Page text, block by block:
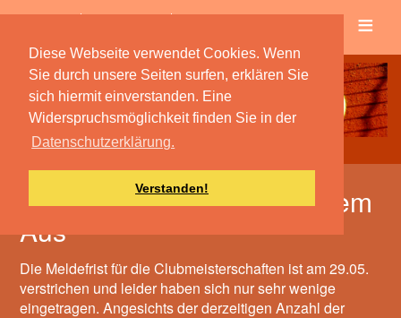
Diese Webseite verwendet Cookies. Wenn
Sie durch unsere Seiten surfen, erklären Sie
sich hiermit einverstanden. Eine
Widerspruchsmöglichkeit finden Sie in der
Datenschutzerklärung.
Verstanden!
≡
Clubmeisterschaften vor dem
Aus
Die Meldefrist für die Clubmeisterschaften ist am 29.05.
verstrichen und leider haben sich nur sehr wenige
eingetragen. Angesichts der derzeitigen Anzahl der